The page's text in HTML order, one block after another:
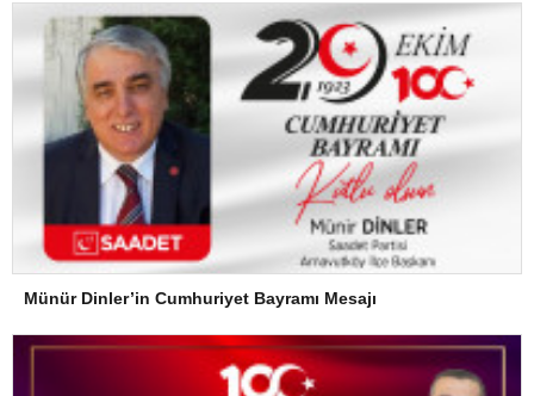
Münür Dinler’in Cumhuriyet Bayramı Mesajı